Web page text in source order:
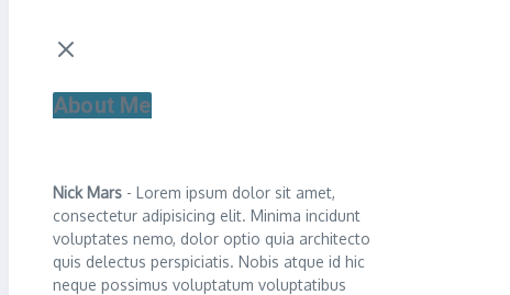
About Me
Nick Mars - Lorem ipsum dolor sit amet,
consectetur adipisicing elit. Minima incidunt
voluptates nemo, dolor optio quia architecto
quis delectus perspiciatis. Nobis atque id hic
neque possimus voluptatum voluptatibus